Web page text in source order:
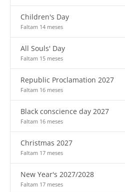
Children's Day
Faltam 14 meses
All Souls' Day
Faltam 15 meses
Republic Proclamation 2027
Faltam 16 meses
Black conscience day 2027
Faltam 16 meses
Christmas 2027
Faltam 17 meses
New Year's 2027/2028
Faltam 17 meses